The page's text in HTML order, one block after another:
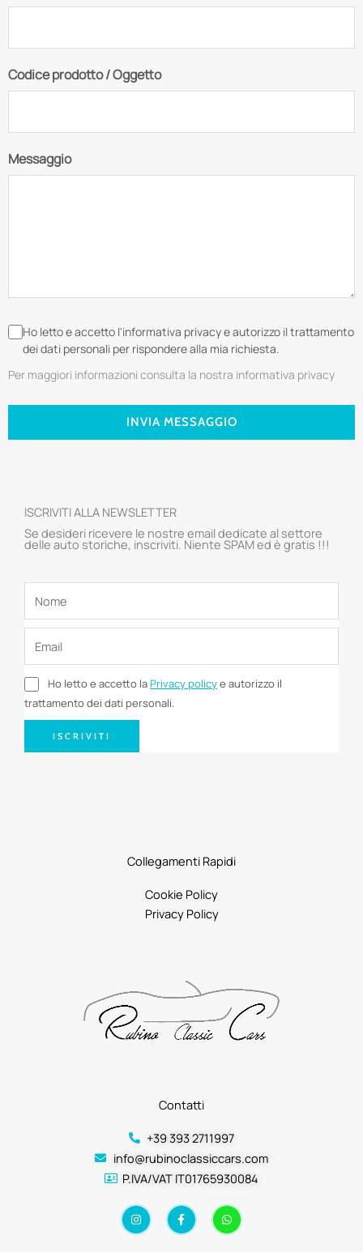
Codice prodotto / Oggetto
Messaggio
Ho letto e accetto l'informativa privacy e autorizzo il trattamento
dei dati personali per rispondere alla mia richiesta.
Per maggiori informazioni consulta la nostra informativa privacy
INVIA MESSAGGIO
ISCRIVITI ALLA NEWSLETTER
Se desideri ricevere le nostre email dedicate al settore
delle auto storiche, inscriviti. Niente SPAM ed è gratis !!!
Ho letto e accetto laPrivacy policye autorizzo il
trattamento dei dati personali.
ISCRIVITI
Contatti
+39 393 2711997
info@rubinoclassiccars.com
P.IVA/VAT IT01765930084
I
n
s
F
a
c
W
h
a
Collegamenti Rapidi
Cookie Policy
Privacy Policy